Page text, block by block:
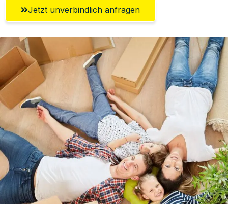
Jetzt unverbindlich anfragen